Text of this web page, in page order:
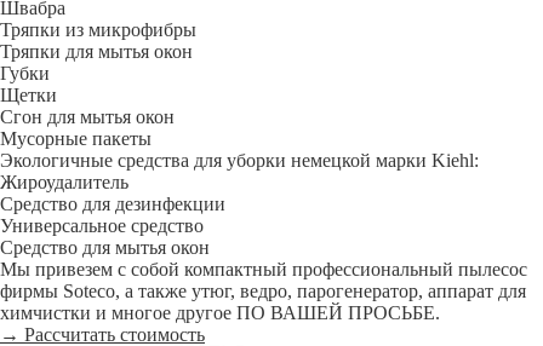
Швабра
Тряпки из микрофибры
Тряпки для мытья окон
Губки
Щетки
Сгон для мытья окон
Мусорные пакеты
Экологичные средства для уборки немецкой марки Kiehl:
Жироудалитель
Средство для дезинфекции
Универсальное средство
Средство для мытья окон
Мы привезем с собой компактный профессиональный пылесос
фирмы Soteco, а также утюг, ведро, парогенератор, аппарат для
химчистки и многое другое ПО ВАШЕЙ ПРОСЬБЕ.
→ Рассчитать стоимость